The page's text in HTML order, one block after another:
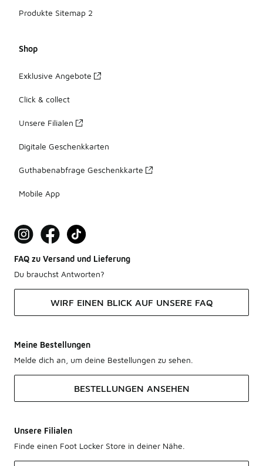
Produkte Sitemap 2
Shop
Exklusive Angebote
Click & collect
Unsere Filialen
Digitale Geschenkkarten
Guthabenabfrage Geschenkkarte
Mobile App
FAQ zu Versand und Lieferung
Du brauchst Antworten?
WIRF EINEN BLICK AUF UNSERE FAQ
Meine Bestellungen
Melde dich an, um deine Bestellungen zu sehen.
BESTELLUNGEN ANSEHEN
Unsere Filialen
Finde einen Foot Locker Store in deiner Nähe.